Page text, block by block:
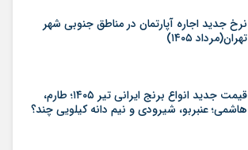
نرخ جدید اجاره آپارتمان در مناطق جنوبی شهر
تهران(مرداد ۱۴۰۵)
قیمت جدید انواع برنج ایرانی تیر ۱۴۰۵؛ طارم،
هاشمی؛ عنبربو، شیرودی و نیم دانه کیلویی چند؟